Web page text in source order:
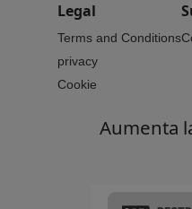
Legal
Terms and Conditions
privacy
Cookie
Aumenta